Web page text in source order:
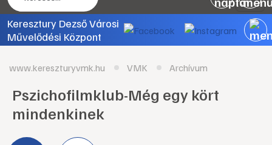
Keresztury Dezső Városi
Művelődési Központ
www.kereszturyvmk.hu VMK Archívum
Pszichofilmklub-Még egy kört
mindenkinek